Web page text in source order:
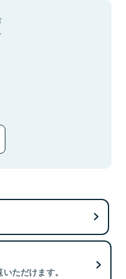
ただけます。